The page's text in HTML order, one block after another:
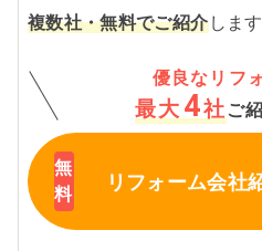
複数社・無料でご紹介します
優良なリフ
最大 4社 ご
リフォーム会社